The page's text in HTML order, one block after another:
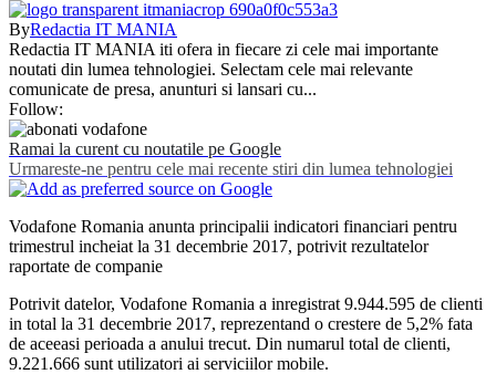
ByRedactia IT MANIA
Redactia IT MANIA iti ofera in fiecare zi cele mai importante
noutati din lumea tehnologiei. Selectam cele mai relevante
comunicate de presa, anunturi si lansari cu...
Follow:
Ramai la curent cu noutatile pe Google
Urmareste-ne pentru cele mai recente stiri din lumea tehnologiei
Vodafone Romania anunta principalii indicatori financiari pentru
trimestrul incheiat la 31 decembrie 2017, potrivit rezultatelor
raportate de companie
Potrivit datelor, Vodafone Romania a inregistrat 9.944.595 de clienti
in total la 31 decembrie 2017, reprezentand o crestere de 5,2% fata
de aceeasi perioada a anului trecut. Din numarul total de clienti,
9.221.666 sunt utilizatori ai serviciilor mobile.